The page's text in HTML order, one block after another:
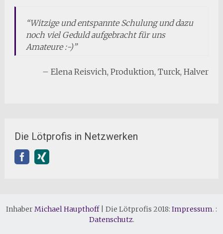
Witzige und entspannte Schulung und dazu
noch viel Geduld aufgebracht für uns
Amateure :-)
Elena Reisvich Produktion Turck Halver
Die Lötprofis in Netzwerken
InhaberMichael Haupthoff Die Lötprofis 2018: Impressum. :
Datenschutz.